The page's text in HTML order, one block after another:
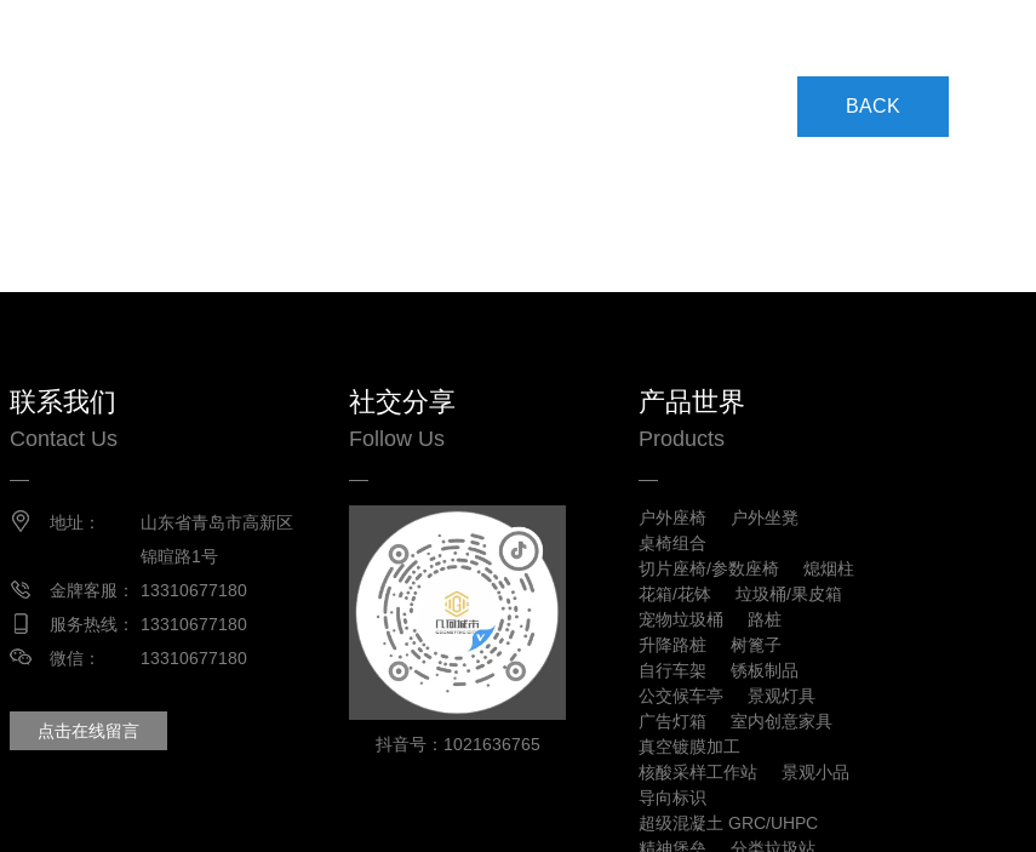
BACK
联系我们
Contact Us
地址：
山东省青岛市高新区
锦暄路1号
金牌客服：
13310677180
服务热线：
13310677180
微信：
13310677180
点击在线留言
社交分享
Follow Us
抖音号：1021636765
产品世界
Products
户外座椅
户外坐凳
桌椅组合
切片座椅/参数座椅
熄烟柱
花箱/花钵
垃圾桶/果皮箱
宠物垃圾桶
路桩
升降路桩
树篦子
自行车架
锈板制品
公交候车亭
景观灯具
广告灯箱
室内创意家具
真空镀膜加工
核酸采样工作站
景观小品
导向标识
超级混凝土 GRC/UHPC